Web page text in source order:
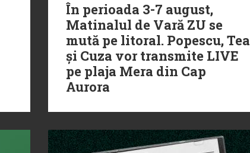
În perioada 3-7 august,
Matinalul de Vară ZU se
mută pe litoral. Popescu, Tea
și Cuza vor transmite LIVE
pe plaja Mera din Cap
Aurora